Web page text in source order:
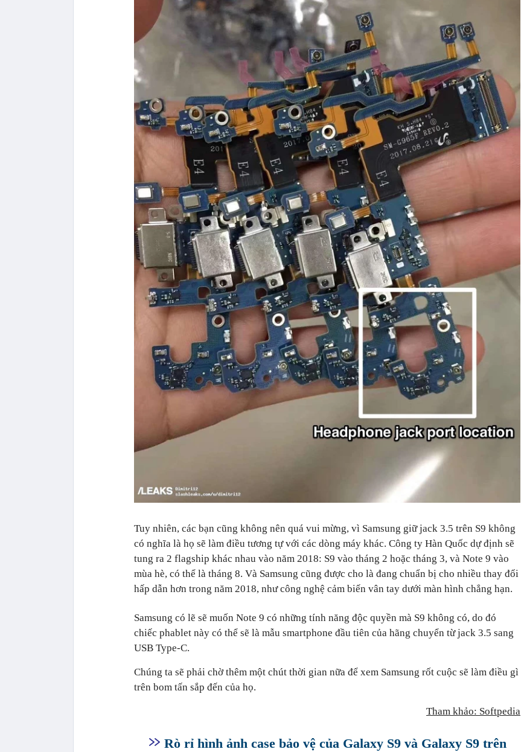
Tuy nhiên, các bạn cũng không nên quá vui mừng, vì Samsung giữ jack 3.5 trên S9 không
có nghĩa là họ sẽ làm điều tương tự với các dòng máy khác. Công ty Hàn Quốc dự định sẽ
tung ra 2 flagship khác nhau vào năm 2018: S9 vào tháng 2 hoặc tháng 3, và Note 9 vào
mùa hè, có thể là tháng 8. Và Samsung cũng được cho là đang chuẩn bị cho nhiều thay đổi
hấp dẫn hơn trong năm 2018, như công nghệ cảm biến vân tay dưới màn hình chẳng hạn.
Samsung có lẽ sẽ muốn Note 9 có những tính năng độc quyền mà S9 không có, do đó
chiếc phablet này có thể sẽ là mẫu smartphone đầu tiên của hãng chuyển từ jack 3.5 sang
USB Type-C.
Chúng ta sẽ phải chờ thêm một chút thời gian nữa để xem Samsung rốt cuộc sẽ làm điều gì
trên bom tấn sắp đến của họ.
Tham khảo: Softpedia
Rò rỉ hình ảnh case bảo vệ của Galaxy S9 và Galaxy S9 trên